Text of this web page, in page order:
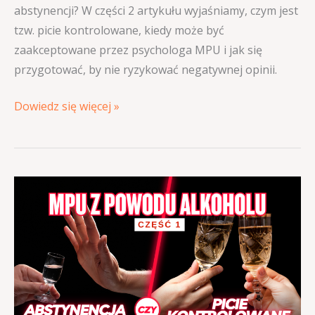
abstynencji? W części 2 artykułu wyjaśniamy, czym jest
tzw. picie kontrolowane, kiedy może być
zaakceptowane przez psychologa MPU i jak się
przygotować, by nie ryzykować negatywnej opinii.
Dowiedz się więcej »
abstynencja
czy
picie